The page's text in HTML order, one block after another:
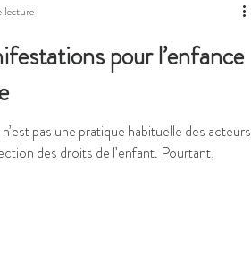
pour l’enfance
pas une pratique habituelle des acteurs
des droits de l’enfant. Pourtant,
lecture